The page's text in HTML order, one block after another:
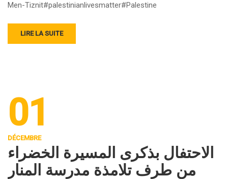
Men-Tiznit#palestinianlivesmatter#Palestine
LIRE LA SUITE
01
DÉCEMBRE
الاحتفال بذكرى المسيرة الخضراء
من طرف تلامذة مدرسة المنار